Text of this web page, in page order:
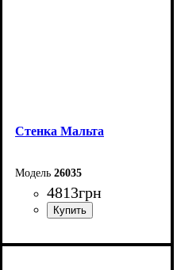
Cтенка Мальта
26035
4813грн
Ширина: 160 см